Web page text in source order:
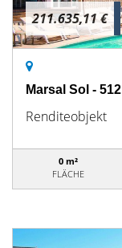
211.635,11 €
Marsal Sol - 512
Renditeobjekt
0 m²
FLÄCHE